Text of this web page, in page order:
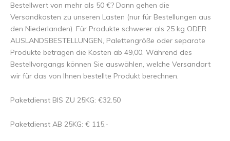
Bestellwert von mehr als 50 €? Dann gehen die
Versandkosten zu unseren Lasten (nur für Bestellungen aus
den Niederlanden). Für Produkte schwerer als 25 kg ODER
AUSLANDSBESTELLUNGEN, Palettengröße oder separate
Produkte betragen die Kosten ab 49,00. Während des
Bestellvorgangs können Sie auswählen, welche Versandart
wir für das von Ihnen bestellte Produkt berechnen.
Paketdienst BIS ZU 25KG: €32.50
Paketdienst AB 25KG: € 115,-